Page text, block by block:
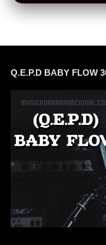
Q.E.P.D BABY FLOW